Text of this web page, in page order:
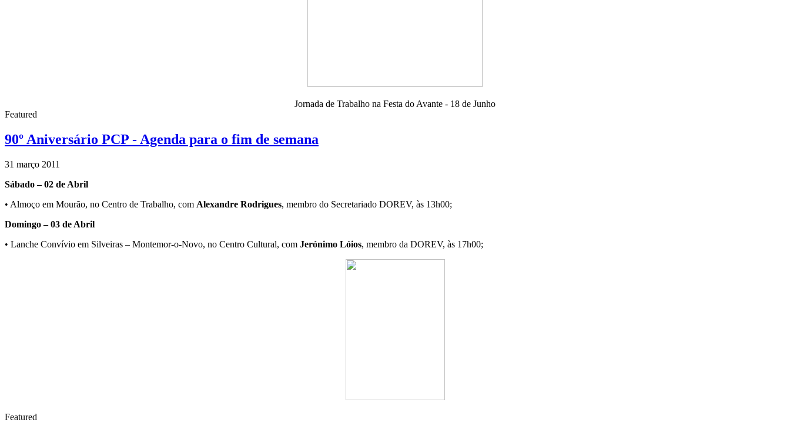
Jornada de Trabalho na Festa do Avante - 18 de Junho
Featured
90º Aniversário PCP - Agenda para o fim de semana
31 março 2011
Sábado – 02 de Abril
• Almoço em Mourão, no Centro de Trabalho, com Alexandre Rodrigues, membro do Secretariado DOREV, às 13h00;
Domingo – 03 de Abril
• Lanche Convívio em Silveiras – Montemor-o-Novo, no Centro Cultural, com Jerónimo Lóios, membro da DOREV, às 17h00;
Featured